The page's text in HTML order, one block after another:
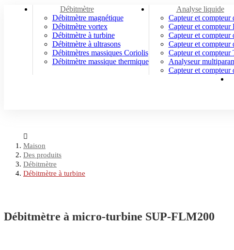
Débitmètre
Débitmètre magnétique
Débitmètre vortex
Débitmètre à turbine
Débitmètre à ultrasons
Débitmètres massiques Coriolis
Débitmètre massique thermique
Analyse liquide
Capteur et compteur
Capteur et compteur
Capteur et compteur
Capteur et compteur
Capteur et compteur
Analyseur
Capteur et compteur
Maison
Des produits
Débitmètre
Débitmètre à turbine
Débitmètre à micro-turbine SUP-FLM200